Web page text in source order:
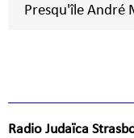
Presqu'île André
Radio Judaïca